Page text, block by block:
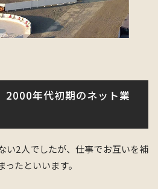
2000年代初期のネット業
い2人でしたが、仕事でお互いを補
たといいます。